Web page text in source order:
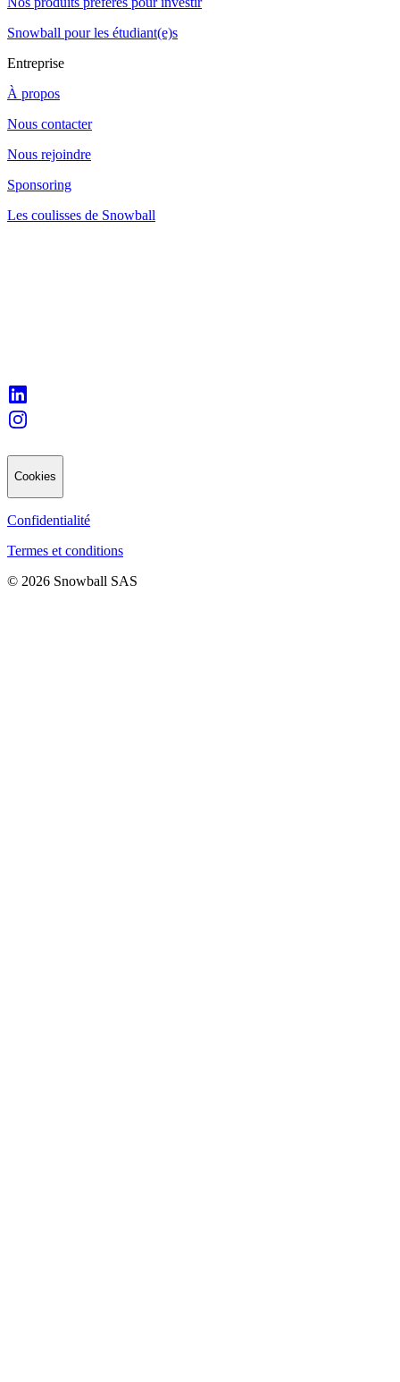
Snowball pour les étudiant(e)s
Entreprise
À propos
Nous contacter
Nous rejoindre
Sponsoring
Les coulisses de Snowball
Cookies
Confidentialité
Termes et conditions
© 2026 Snowball SAS